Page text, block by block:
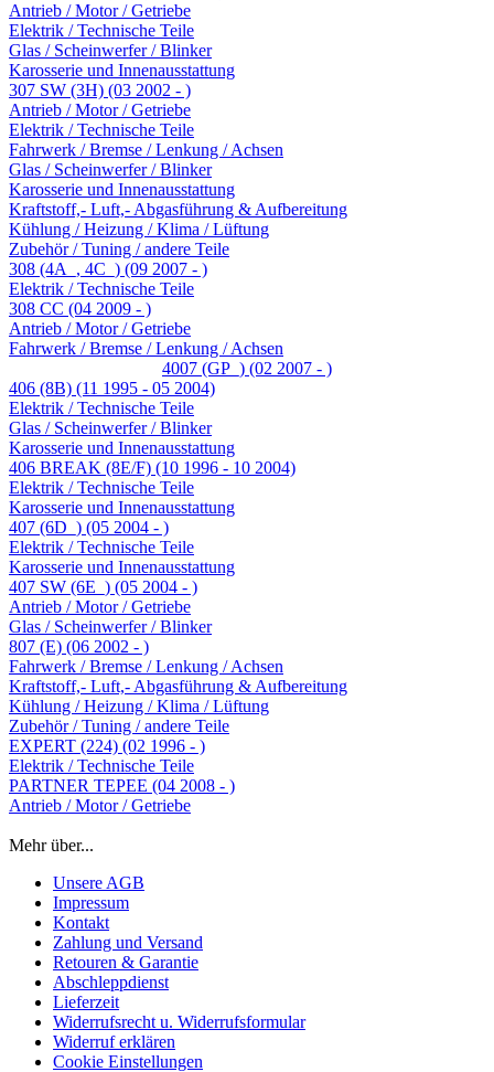
Antrieb / Motor / Getriebe
Elektrik / Technische Teile
Glas / Scheinwerfer / Blinker
Karosserie und Innenausstattung
307 SW (3H) (03 2002 - )
Antrieb / Motor / Getriebe
Elektrik / Technische Teile
Fahrwerk / Bremse / Lenkung / Achsen
Glas / Scheinwerfer / Blinker
Karosserie und Innenausstattung
Kraftstoff,- Luft,- Abgasführung & Aufbereitung
Kühlung / Heizung / Klima / Lüftung
Zubehör / Tuning / andere Teile
308 (4A_, 4C_) (09 2007 - )
Elektrik / Technische Teile
308 CC (04 2009 - )
Antrieb / Motor / Getriebe
Fahrwerk / Bremse / Lenkung / Achsen
4007 (GP_) (02 2007 - )
406 (8B) (11 1995 - 05 2004)
Elektrik / Technische Teile
Glas / Scheinwerfer / Blinker
Karosserie und Innenausstattung
406 BREAK (8E/F) (10 1996 - 10 2004)
Elektrik / Technische Teile
Karosserie und Innenausstattung
407 (6D_) (05 2004 - )
Elektrik / Technische Teile
Karosserie und Innenausstattung
407 SW (6E_) (05 2004 - )
Antrieb / Motor / Getriebe
Glas / Scheinwerfer / Blinker
807 (E) (06 2002 - )
Fahrwerk / Bremse / Lenkung / Achsen
Kraftstoff,- Luft,- Abgasführung & Aufbereitung
Kühlung / Heizung / Klima / Lüftung
Zubehör / Tuning / andere Teile
EXPERT (224) (02 1996 - )
Elektrik / Technische Teile
PARTNER TEPEE (04 2008 - )
Antrieb / Motor / Getriebe
Mehr über...
Unsere AGB
Impressum
Kontakt
Zahlung und Versand
Retouren & Garantie
Abschleppdienst
Lieferzeit
Widerrufsrecht u. Widerrufsformular
Widerruf erklären
Cookie Einstellungen